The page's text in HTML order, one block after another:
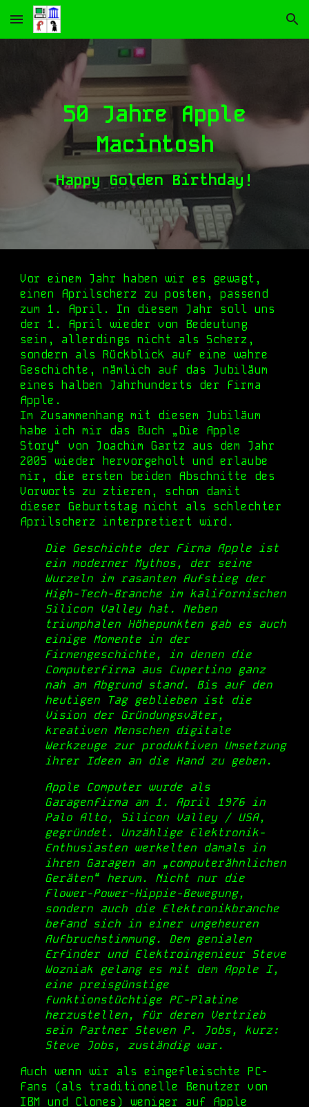
Skip to main content Skip to navigation
50 Jahre Apple
Macintosh
Happy Golden Birthday!
Vor einem Jahr haben wir es gewagt,
einen Aprilscherz zu posten, passend
zum 1. April. In diesem Jahr soll uns
der 1. April wieder von Bedeutung
sein, allerdings nicht als Scherz,
sondern als Rückblick auf eine wahre
Geschichte, nämlich auf das Jubiläum
eines halben Jahrhunderts der Firma
Apple.
Im Zusammenhang mit diesem Jubiläum
habe ich mir das Buch „Die Apple
Story“ von Joachim Gartz aus dem Jahr
2005 wieder hervorgeholt und erlaube
mir, die ersten beiden Abschnitte des
Vorworts zu ztieren , schon damit
dieser Geburtstag nicht als schlechter
Aprilscherz interpretiert wird.
Die Geschichte der Firma Apple ist
ein moderner Mythos, der seine
Wurzeln im rasanten Aufstieg der
High-Tech-Branche im kalifornischen
Silicon Valley hat. Neben
triumphalen Höhepunkten gab es auch
einige Momente in der
Firmengeschichte, in denen die
Computerfirma aus Cupertino ganz
nah am Abgrund stand. Bis auf den
heutigen Tag geblieben ist die
Vision der Gründungsväter,
kreativen Menschen digitale
Werkzeuge zur produktiven Umsetzung
ihrer Ideen an die Hand zu geben.
Apple Computer wurde als
Garagenfirma am 1. April 1976 in
Palo Alto, Silicon Valley / USA,
gegründet. Unzählige Elektronik-
Enthusiasten werkelten damals in
ihren Garagen an „computerähnlichen
Geräten“ herum. Nicht nur die
Flower-Power-Hippie-Bewegung,
sondern auch die Elektronikbranche
befand sich in einer ungeheuren
Aufbruchstimmung. Dem genialen
Erfinder und Elektroingenieur Steve
Wozniak gelang es mit dem Apple I,
eine preisgünstige
funktionstüchtige PC-Platine
herzustellen, für deren Vertrieb
sein Partner Steven P. Jobs, kurz:
Steve Jobs, zuständig war.
Auch wenn wir als eingefleischte PC-
Fans (als traditionelle Benutzer von
IBM und Clones) weniger auf Apple